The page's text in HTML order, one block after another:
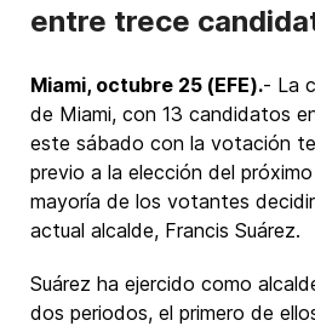
entre trece
Miami, octubre 25 (EFE).- La
de Miami, con 13 candidatos
este sábado con la votación
previo a la elección del
mayoría de los votantes
actual alcalde, Francis Suárez.
Suárez ha ejercido como
dos periodos, el primero de